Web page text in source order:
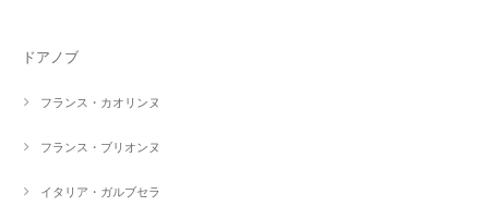
ドアノブ
フランス・カオリンヌ
フランス・ブリオンヌ
イタリア・ガルブセラ